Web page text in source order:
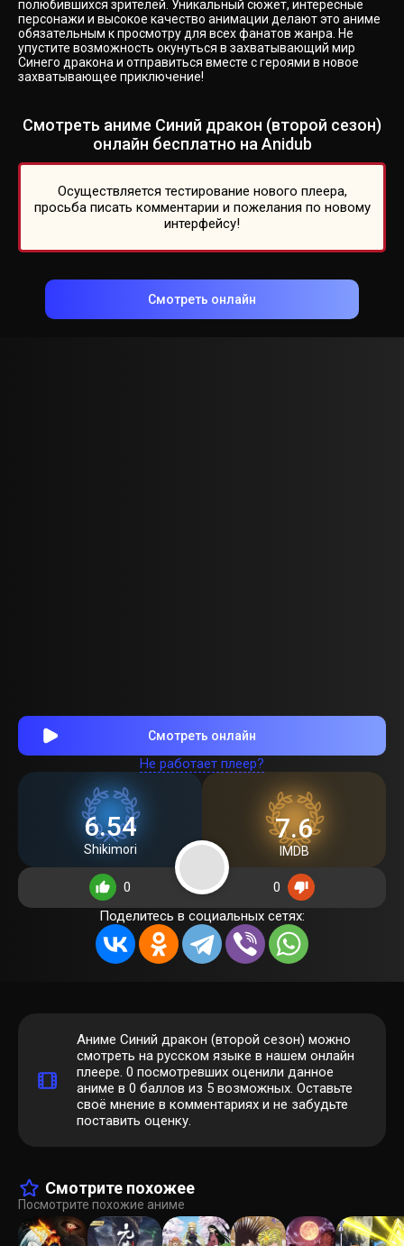
полюбившихся зрителей. Уникальный сюжет, интересные
персонажи и высокое качество анимации делают это аниме
обязательным к просмотру для всех фанатов жанра. Не
упустите возможность окунуться в захватывающий мир
Синего дракона и отправиться вместе с героями в новое
захватывающее приключение!
Смотреть аниме Синий дракон (второй сезон)
онлайн бесплатно на Anidub
Осуществляется тестирование нового плеера,
просьба писать комментарии и пожелания по новому
интерфейсу!
Смотреть онлайн
Смотреть онлайн
Не работает плеер?
6.54
Shikimori
7.6
IMDB
0
0
Поделитесь в социальных сетях:
Аниме Синий дракон (второй сезон) можно
смотреть на русском языке в нашем онлайн
плеере. 0 посмотревших оценили данное
аниме в 0 баллов из 5 возможных. Оставьте
своё мнение в комментариях и не забудьте
поставить оценку.
Смотрите похожее
Посмотрите похожие аниме